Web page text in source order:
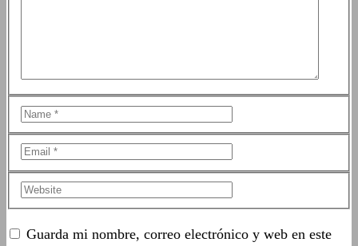
Guarda mi nombre, correo electrónico y web en este